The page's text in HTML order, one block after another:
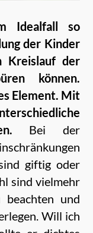
Idealfall so
der Kinder
Kreislauf der
können.
Element. Mit
Bei der
giftig oder
sind vielmehr
beachten und
Will ich